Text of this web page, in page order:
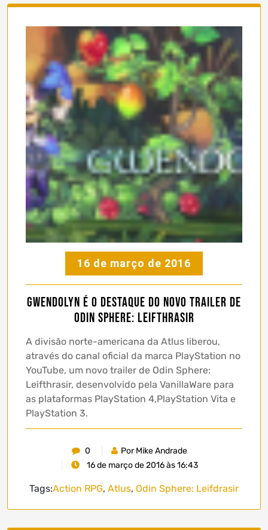
16 de março de 2016
Gwendolyn é o destaque do novo trailer de
Odin Sphere: Leifthrasir
A divisão norte-americana da Atlus liberou,
através do canal oficial da marca PlayStation no
YouTube, um novo trailer de Odin Sphere:
Leifthrasir, desenvolvido pela VanillaWare para
as plataformas PlayStation 4,PlayStation Vita e
PlayStation 3.
0
Por Mike Andrade
16 de março de 2016 às 16:43
Tags:Action RPG, Atlus, Odin Sphere: Leifdrasir